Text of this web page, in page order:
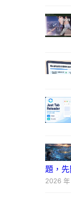
題，
2026